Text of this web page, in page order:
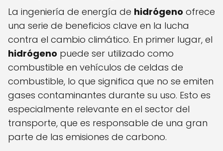
La ingeniería de energía de hidrógeno ofrece
una serie de beneficios clave en la lucha
contra el cambio climático. En primer lugar, el
hidrógeno puede ser utilizado como
combustible en vehículos de celdas de
combustible, lo que significa que no se emiten
gases contaminantes durante su uso. Esto es
especialmente relevante en el sector del
transporte, que es responsable de una gran
parte de las emisiones de carbono.